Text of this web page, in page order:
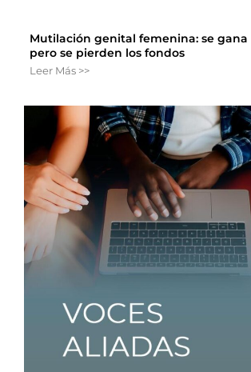
Mutilación genital femenina: se gana
pero se pierden los fondos
Leer Más >>